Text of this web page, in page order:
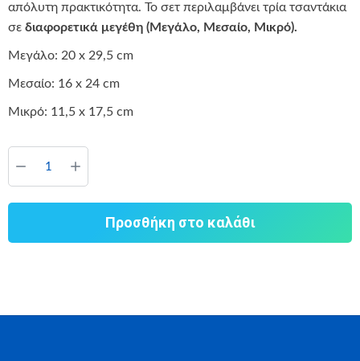
απόλυτη πρακτικότητα. Το σετ περιλαμβάνει τρία τσαντάκια
σε διαφορετικά μεγέθη (Μεγάλο, Μεσαίο, Μικρό).
Μεγάλο: 20 x 29,5 cm
Μεσαίο: 16 x 24 cm
Μικρό: 11,5 x 17,5 cm
Προσθήκη στο καλάθι